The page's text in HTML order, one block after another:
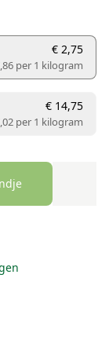
€ 2,75
per 1 kilogram
€ 14,75
per 1 kilogram